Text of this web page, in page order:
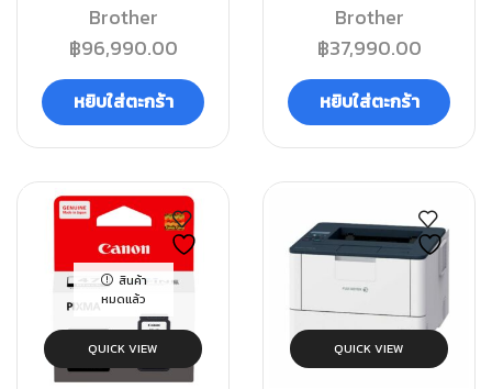
Brother
฿96,990.00
หยิบใส่ตะกร้า
Brother
฿37,990.00
หยิบใส่ตะกร้า
สินค้า
หมดแล้ว
QUICK VIEW QUICK VIEW